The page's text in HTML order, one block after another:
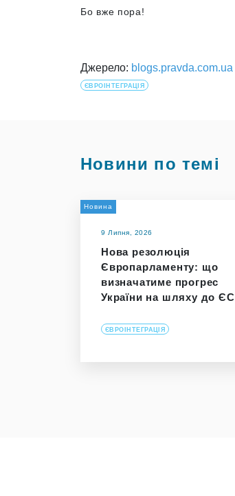
Бо вже пора!
Джерело: blogs.pravda.com.ua
ЄВРОІНТЕГРАЦІЯ
Новини по темі
Новина
9 Липня, 2026
Нова резолюція
Європарламенту: що
визначатиме прогрес
України на шляху до ЄС
ЄВРОІНТЕГРАЦІЯ